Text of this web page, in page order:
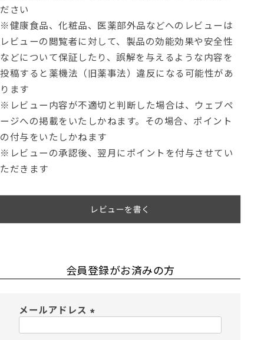
ださい
※健康食品、化粧品、医薬部外品などへのレビューは
レビューの閲覧者に対して、製品の効能効果や安全性
などについて保証したり、誤解を与えるような内容を
投稿すると薬機法（旧薬事法）違反になる可能性があ
ります
※レビュー内容が不適切と判断した場合は、ウェブペ
ージへの掲載をいたしかねます。その場合、ポイント
の付与をいたしかねます
※レビューの承認後、翌月にポイントを付与させてい
ただきます
レビューを書く
会員登録がお済みの方
メールアドレス